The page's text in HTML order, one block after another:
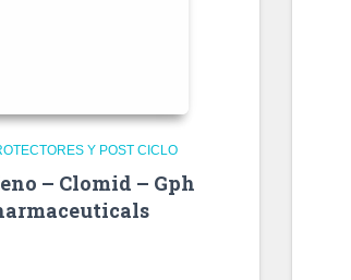
Y POST CICLO
– Clomid – Gph